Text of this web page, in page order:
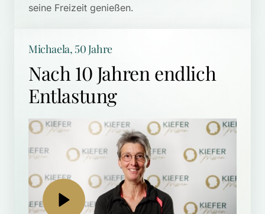
seine Freizeit genießen.
Michaela, 50 Jahre
Nach 10 Jahren endlich
Entlastung